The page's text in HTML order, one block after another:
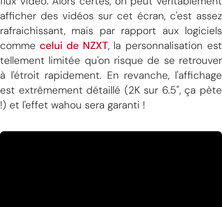
afficher des vidéos sur cet écran, c'est assez
rafraichissant, mais par rapport aux logiciels
comme celui de NZXT, la personnalisation est
tellement limitée qu'on risque de se retrouver
à l'étroit rapidement. En revanche, l'affichage
est extrêmement détaillé (2K sur 6.5", ça pète
!) et l'effet wahou sera garanti !